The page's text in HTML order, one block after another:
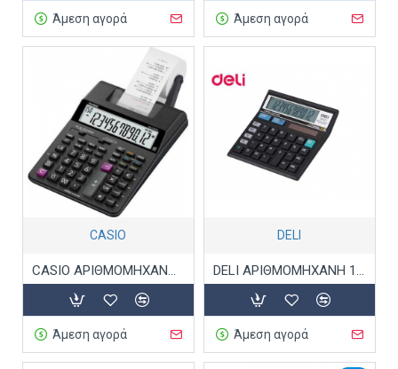
Άμεση αγορά Άμεση αγορά
CASIO
CASIO ΑΡΙΘΜΟΜΗΧΑΝΗ HR-150RCE
Άμεση αγορά
DELI
DELI ΑΡΙΘΜΟΜΗΧΑΝΗ 12Ψ 12.9x12.9x2.65cm EASY E39231 ΜΑΥΡΗ
Άμεση αγορά